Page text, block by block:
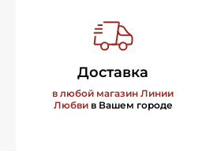
Доставка
в любой магазин Линии
Любвив Вашем городе